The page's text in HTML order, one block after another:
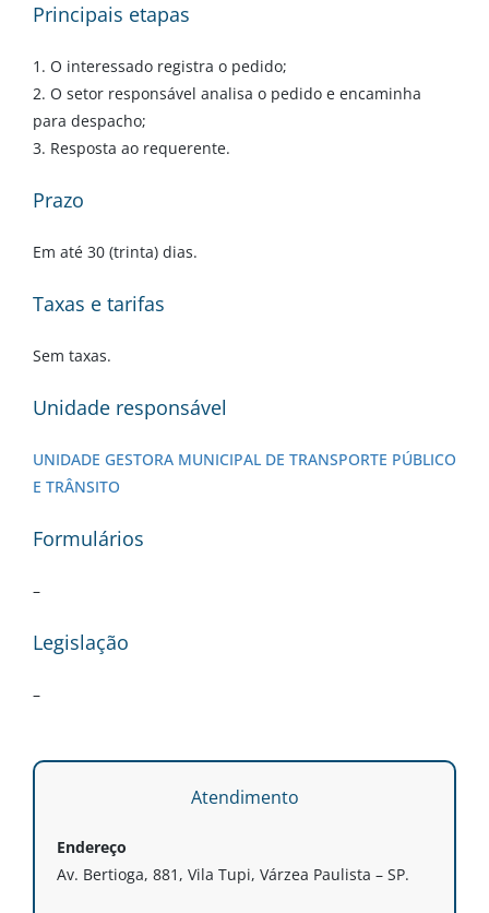
Principais etapas
1. O interessado registra o pedido;
2. O setor responsável analisa o pedido e encaminha
para despacho;
3. Resposta ao requerente.
Prazo
Em até 30 (trinta) dias.
Taxas e tarifas
Sem taxas.
Unidade responsável
UNIDADE GESTORA MUNICIPAL DE TRANSPORTE PÚBLICO
E TRÂNSITO
Formulários
–
Legislação
–
Atendimento
Endereço
Av. Bertioga, 881, Vila Tupi, Várzea Paulista – SP.